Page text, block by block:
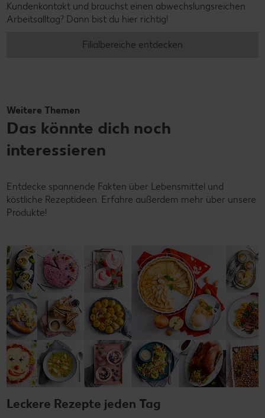
Kundenkontakt und brauchst einen abwechslungsreichen
Arbeitsalltag? Dann bist du hier richtig!
Filialbereiche entdecken
Weitere Themen
Das könnte dich noch
interessieren
Entdecke spannende Fakten über Lebensmittel und
köstliche Rezeptideen. Erfahre außerdem mehr über unsere
Produkte!
Leckere Rezepte jeden Tag